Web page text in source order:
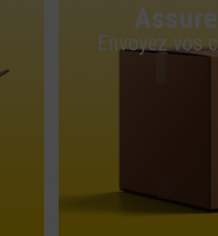
Envoyez vos